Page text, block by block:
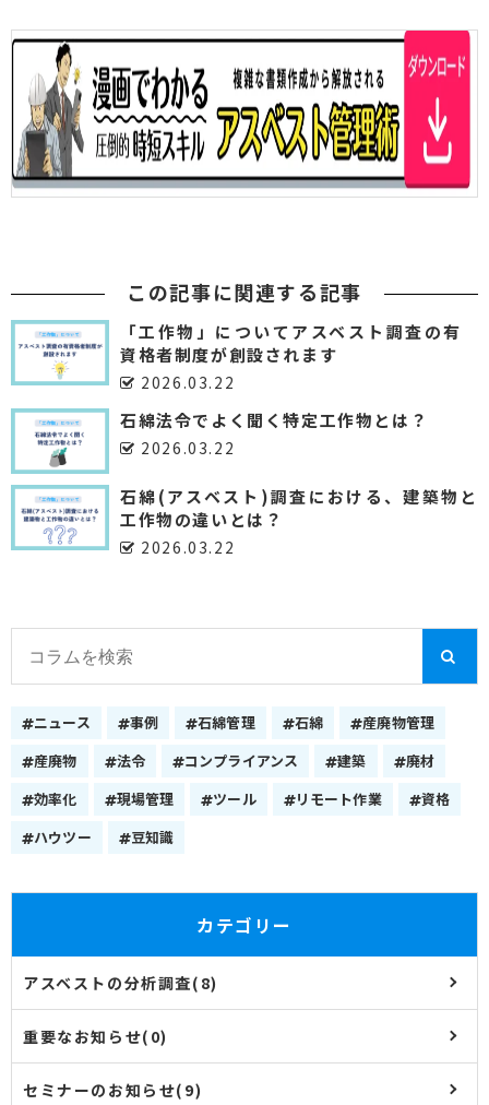
この記事に関連する記事
「工作物」についてアスベスト調査の有
資格者制度が創設されます
2026.03.22
石綿法令でよく聞く特定工作物とは？
2026.03.22
石綿(アスベスト)調査における、建築物と
工作物の違いとは？
2026.03.22
ニュース 事例 石綿管理 石綿
産廃物管理
産廃物
法令 コンプライアンス 建築
廃材
効率化
現場管理 ツール リモート作業
資格
ハウツー
豆知識
カテゴリー
アスベストの分析調査(8)
重要なお知らせ(0)
セミナーのお知らせ(9)